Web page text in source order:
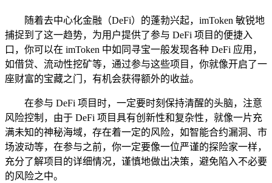
随着去中心化金融（DeFi）的蓬勃兴起，imToken 敏锐地
捕捉到了这一趋势，为用户提供了参与 DeFi 项目的便捷入
口，你可以在 imToken 中如同寻宝一般发现各种 DeFi 应用，
如借贷、流动性挖矿等，通过参与这些项目，你就像开启了一
座财富的宝藏之门，有机会获得额外的收益。
在参与 DeFi 项目时，一定要时刻保持清醒的头脑，注意
风险控制，由于 DeFi 项目具有创新性和复杂性，就像一片充
满未知的神秘海域，存在着一定的风险，如智能合约漏洞、市
场波动等，在参与之前，你一定要像一位严谨的探险家一样，
充分了解项目的详细情况，谨慎地做出决策，避免陷入不必要
的风险之中。